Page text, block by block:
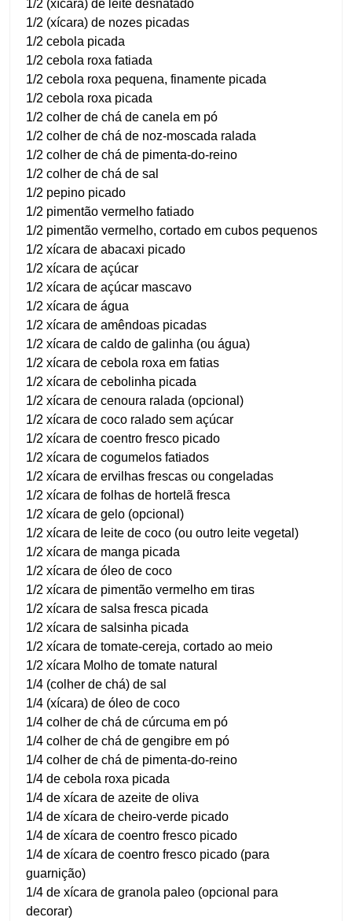
1/2 (xícara) de leite desnatado
1/2 (xícara) de nozes picadas
1/2 cebola picada
1/2 cebola roxa fatiada
1/2 cebola roxa pequena, finamente picada
1/2 cebola roxa picada
1/2 colher de chá de canela em pó
1/2 colher de chá de noz-moscada ralada
1/2 colher de chá de pimenta-do-reino
1/2 colher de chá de sal
1/2 pepino picado
1/2 pimentão vermelho fatiado
1/2 pimentão vermelho, cortado em cubos pequenos
1/2 xícara de abacaxi picado
1/2 xícara de açúcar
1/2 xícara de açúcar mascavo
1/2 xícara de água
1/2 xícara de amêndoas picadas
1/2 xícara de caldo de galinha (ou água)
1/2 xícara de cebola roxa em fatias
1/2 xícara de cebolinha picada
1/2 xícara de cenoura ralada (opcional)
1/2 xícara de coco ralado sem açúcar
1/2 xícara de coentro fresco picado
1/2 xícara de cogumelos fatiados
1/2 xícara de ervilhas frescas ou congeladas
1/2 xícara de folhas de hortelã fresca
1/2 xícara de gelo (opcional)
1/2 xícara de leite de coco (ou outro leite vegetal)
1/2 xícara de manga picada
1/2 xícara de óleo de coco
1/2 xícara de pimentão vermelho em tiras
1/2 xícara de salsa fresca picada
1/2 xícara de salsinha picada
1/2 xícara de tomate-cereja, cortado ao meio
1/2 xícara Molho de tomate natural
1/4 (colher de chá) de sal
1/4 (xícara) de óleo de coco
1/4 colher de chá de cúrcuma em pó
1/4 colher de chá de gengibre em pó
1/4 colher de chá de pimenta-do-reino
1/4 de cebola roxa picada
1/4 de xícara de azeite de oliva
1/4 de xícara de cheiro-verde picado
1/4 de xícara de coentro fresco picado
1/4 de xícara de coentro fresco picado (para
guarnição)
1/4 de xícara de granola paleo (opcional para
decorar)